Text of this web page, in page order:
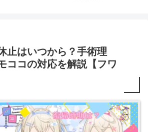
止はいつから？手術理
ココの対応を解説【フワ